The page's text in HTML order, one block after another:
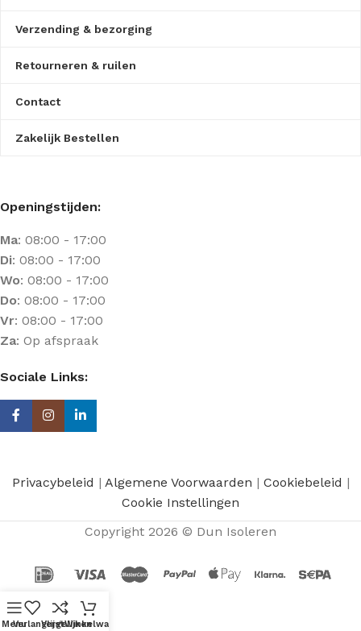
Verzending & bezorging
Retourneren & ruilen
Contact
Zakelijk Bestellen
Openingstijden:
Ma: 08:00 - 17:00
Di: 08:00 - 17:00
Wo: 08:00 - 17:00
Do: 08:00 - 17:00
Vr: 08:00 - 17:00
Za: Op afspraak
Sociale Links:
Privacybeleid | Algemene Voorwaarden | Cookiebeleid |
Cookie Instellingen
Copyright 2026 © Dun Isoleren
Menu
VerlanglijstVergelijken
Winkelwagen